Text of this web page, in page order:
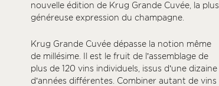
nouvelle édition de Krug Grande Cuvée, la plus
généreuse expression du champagne.
Krug Grande Cuvée dépasse la notion même
de millésime. Il est le fruit de l’assemblage de
plus de 120 vins individuels, issus d’une dizaine
d’années différentes. Combiner autant de vins